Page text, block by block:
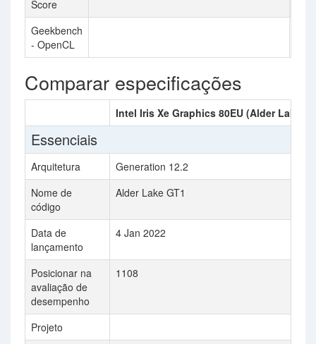
Score
Geekbench
- OpenCL
Comparar especificações
Intel Iris Xe Graphics 80EU (Alder Lake)
Essenciais
Arquitetura
Generation 12.2
Nome de
código
Alder Lake GT1
Data de
lançamento
4 Jan 2022
Posicionar na
avaliação de
desempenho
1108
Projeto